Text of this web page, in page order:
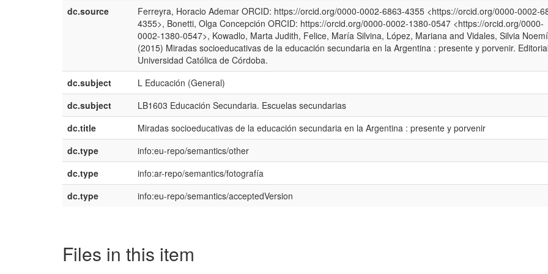
dc.source
Ferreyra, Horacio Ademar ORCID: https://orcid.org/0000-0002-6863-4355 <https://orcid.org/0000-0002-
4355>, Bonetti, Olga Concepción ORCID: https://orcid.org/0000-0002-1380-0547 <https://orcid.org/0000-
0002-1380-0547>, Kowadlo, Marta Judith, Felice, María Silvina, López, Mariana and Vidales, Silvia Noemí
(2015) Miradas socioeducativas de la educación secundaria en la Argentina : presente y porvenir. Editorial
Universidad Católica de Córdoba.
dc.subject
L Educación (General)
dc.subject
LB1603 Educación Secundaria. Escuelas secundarias
dc.title
Miradas socioeducativas de la educación secundaria en la Argentina : presente y porvenir
dc.type
info:eu-repo/semantics/other
dc.type
info:ar-repo/semantics/fotografía
dc.type
info:eu-repo/semantics/acceptedVersion
Files in this item